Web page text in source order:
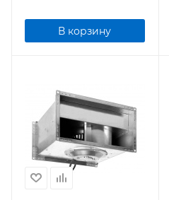
В корзину